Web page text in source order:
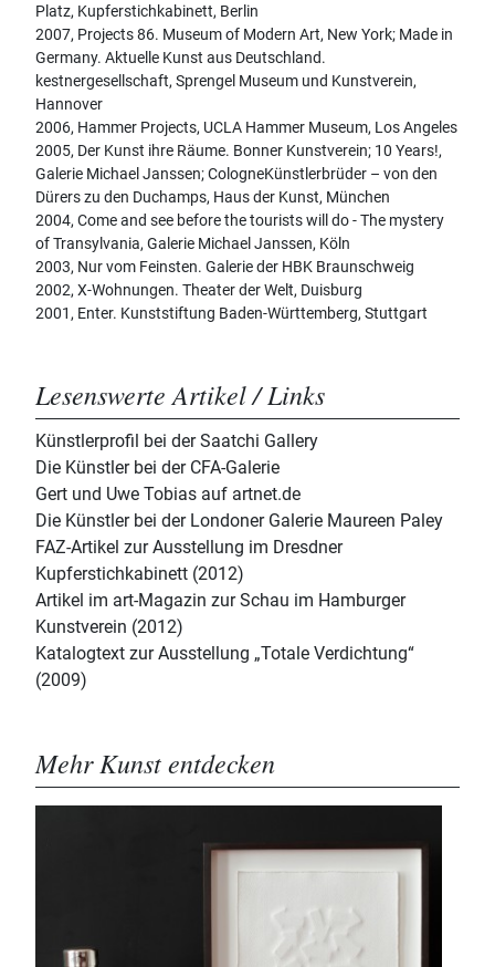
Platz, Kupferstichkabinett, Berlin
2007, Projects 86. Museum of Modern Art, New York; Made in
Germany. Aktuelle Kunst aus Deutschland.
kestnergesellschaft, Sprengel Museum und Kunstverein,
Hannover
2006, Hammer Projects, UCLA Hammer Museum, Los Angeles
2005, Der Kunst ihre Räume. Bonner Kunstverein; 10 Years!,
Galerie Michael Janssen; CologneKünstlerbrüder – von den
Dürers zu den Duchamps, Haus der Kunst, München
2004, Come and see before the tourists will do - The mystery
of Transylvania, Galerie Michael Janssen, Köln
2003, Nur vom Feinsten. Galerie der HBK Braunschweig
2002, X-Wohnungen. Theater der Welt, Duisburg
2001, Enter. Kunststiftung Baden-Württemberg, Stuttgart
Lesenswerte Artikel / Links
Künstlerprofil bei der Saatchi Gallery
Die Künstler bei der CFA-Galerie
Gert und Uwe Tobias auf artnet.de
Die Künstler bei der Londoner Galerie Maureen Paley
FAZ-Artikel zur Ausstellung im Dresdner
Kupferstichkabinett (2012)
Artikel im art-Magazin zur Schau im Hamburger
Kunstverein (2012)
Katalogtext zur Ausstellung „Totale Verdichtung“
(2009)
Mehr Kunst entdecken